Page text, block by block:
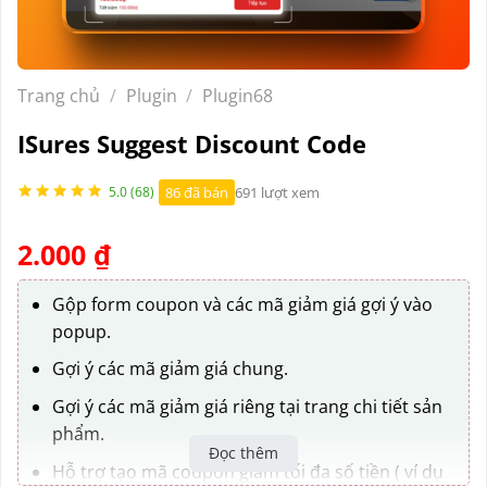
Trang chủ / Plugin / Plugin68
ISures Suggest Discount Code
5.0 (68) 86 đã bán 691 lượt xem
2.000 ₫
Gộp form coupon và các mã giảm giá gợi ý vào
popup.
Gợi ý các mã giảm giá chung.
Gợi ý các mã giảm giá riêng tại trang chi tiết sản
phẩm.
Hỗ trợ tạo mã coupon giảm tối đa số tiền ( ví dụ
Đọc thêm